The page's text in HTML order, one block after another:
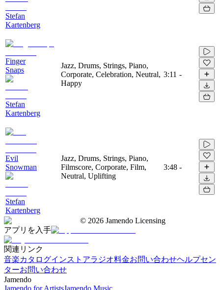
Stefan
Kartenberg
Finger
Snaps
Stefan
Kartenberg
Jazz, Drums, Strings, Piano,
Corporate, Celebration, Neutral,
Happy
3:11 -
Evil
Snowman
Stefan
Kartenberg
Jazz, Drums, Strings, Piano,
Filmscore, Corporate, Film,
Neutral, Uplifting
3:48 -
© 2026 Jamendo Licensing
アプリを入手
関連リンク
音楽カタログインストアラジオ料金お問い合わせヘルプセン
ターお問い合わせ
Jamendo
Jamendo for ArtistsJamendo Music